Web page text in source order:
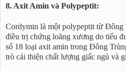
8. Axit Amin và Polypeptit:
Cordymin là một polypeptit từ Đông
điều trị chứng loãng xương do tiểu
số 18 loại axit amin trong Đông
trò cải thiện chất lượng giấc ngủ và